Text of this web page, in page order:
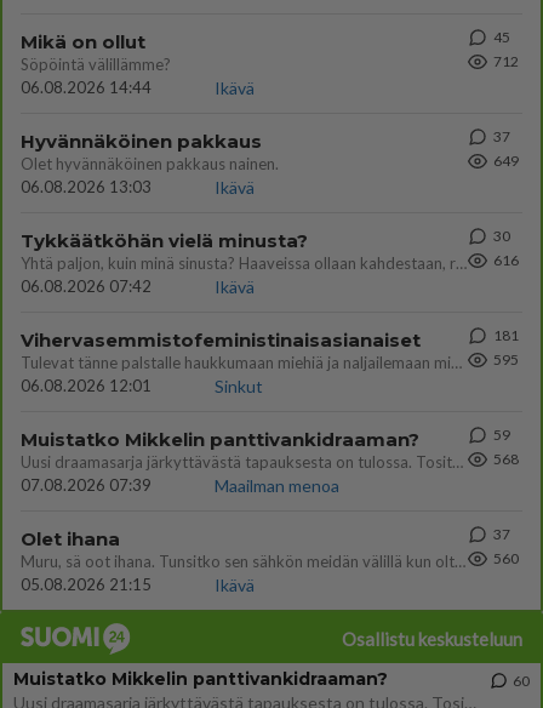
Mikä on ollut
Söpöintä välillämme?
06.08.2026 14:44
Ikävä
45
712
Hyvännäköinen pakkaus
Olet hyvännäköinen pakkaus nainen.
06.08.2026 13:03
Ikävä
37
649
Tykkäätköhän vielä minusta?
Yhtä paljon, kuin minä sinusta? Haaveissa ollaan kahdestaan, rauhassa ja lähennytään fyysisesti ja tutustutaan syvemmin
06.08.2026 07:42
Ikävä
30
616
Vihervasemmistofeministinaisasianaiset
Tulevat tänne palstalle haukkumaan miehiä ja naljailemaan miehelle, kehuvat olevansa heitä parempia. Itse asuvat MIEHE
06.08.2026 12:01
Sinkut
181
595
Muistatko Mikkelin panttivankidraaman?
Uusi draamasarja järkyttävästä tapauksesta on tulossa. Tositapahtumiin perustuva sarja ammentaa vuoden 1986 Mikkelin pan
07.08.2026 07:39
Maailman menoa
59
568
Olet ihana
Muru, sä oot ihana. Tunsitko sen sähkön meidän välillä kun oltiin ihan låhekkäin? 👩‍❤️‍👩❤️😼😘
05.08.2026 21:15
Ikävä
37
560
Osallistu keskusteluun
Muistatko Mikkelin panttivankidraaman?
Uusi draamasarja järkyttävästä tapauksesta on tulossa. Tositapahtumiin perustuva sarja ammentaa vuoden 1986 Mikkelin pan
60